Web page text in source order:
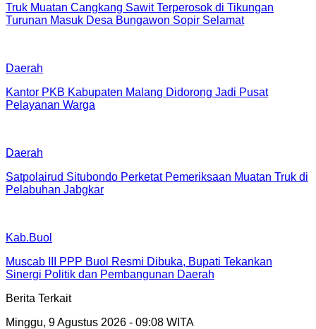
Truk Muatan Cangkang Sawit Terperosok di Tikungan
Turunan Masuk Desa Bungawon Sopir Selamat
Daerah
Kantor PKB Kabupaten Malang Didorong Jadi Pusat
Pelayanan Warga
Daerah
Satpolairud Situbondo Perketat Pemeriksaan Muatan Truk di
Pelabuhan Jabgkar
Kab.Buol
Muscab III PPP Buol Resmi Dibuka, Bupati Tekankan
Sinergi Politik dan Pembangunan Daerah
Berita Terkait
Minggu, 9 Agustus 2026 - 09:08 WITA